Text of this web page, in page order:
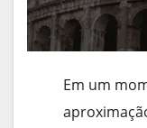
Em um